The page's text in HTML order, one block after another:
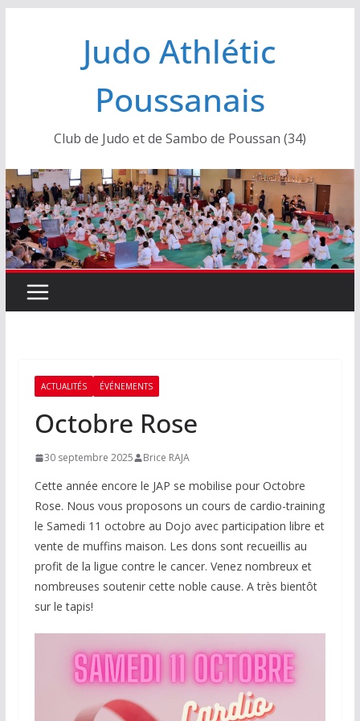
Judo Athlétic
Poussanais
Club de Judo et de Sambo de Poussan (34)
ACTUALITÉS ÉVÉNEMENTS
Octobre Rose
30 septembre 2025 Brice RAJA
Cette année encore le JAP se mobilise pour Octobre
Rose. Nous vous proposons un cours de cardio-training
le Samedi 11 octobre au Dojo avec participation libre et
vente de muffins maison. Les dons sont recueillis au
profit de la ligue contre le cancer. Venez nombreux et
nombreuses soutenir cette noble cause. A très bientôt
sur le tapis!